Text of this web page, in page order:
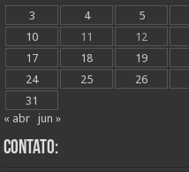
3
4 5
10
11 12
17
18 19
24
25 26
31
« abr
jun »
Contato: